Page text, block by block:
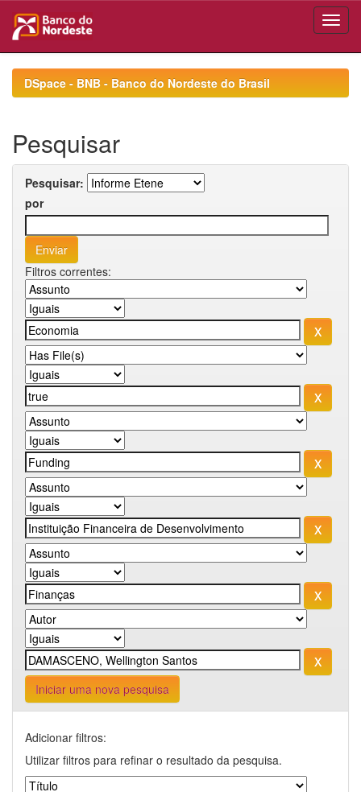
navigationDSpace - BNB - Banco do Nordeste do Brasil
Pesquisar
Pesquisar:
por
Filtros correntes:
Iniciar uma nova pesquisa
Adicionar filtros:
Utilizar filtros para refinar o resultado da pesquisa.